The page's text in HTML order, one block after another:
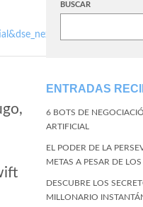
BUSCAR
ENTRADAS
6 BOTS DE
ARTIFICIAL
EL PODER DE LA
METAS A PESAR DE
DESCUBRE LOS
MILLONARIO